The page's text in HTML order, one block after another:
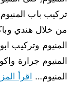
تركيب باب
من خلال هندي
المنيوم وتركيب
المنيوم جرارة
المنيوم… اقرأ